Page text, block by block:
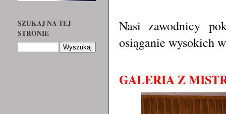
Nasi zawodnicy
osiąganie wysokich
GALERIA Z
SZUKAJ NA TEJ
STRONIE